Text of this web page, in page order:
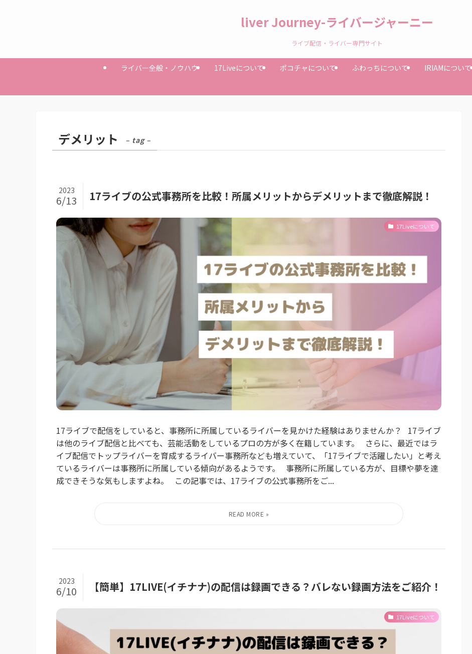
liver Journey-ライバージャーニー
ライブ配信・ライバー専門サイト
ライバー全般・ノウハウ 17Liveについて ポコチャについて ふわっちについて IRIAMについて
デメリット – tag –
17ライブの公式事務所を比較！所属メリットからデメリットまで徹底解説！
2023
6/13
17Liveについて
17ライブで配信をしていると、事務所に所属しているライバーを見かけた経験はありませんか？ 17ライブ
は他のライブ配信と比べても、芸能活動をしているプロの方が多く在籍しています。 さらに、最近ではラ
イブ配信でトップライバーを育成するライバー事務所なども増えていて、「17ライブで活躍したい」と考え
ているライバーは事務所に所属している傾向があるようです。 事務所に所属している方が、目標や夢を達
成できそうな気もしますよね。 この記事では、17ライブの公式事務所をご...
【簡単】17LIVE(イチナナ)の配信は録画できる？バレない録画方法をご紹介！
2023
6/10
17Liveについて